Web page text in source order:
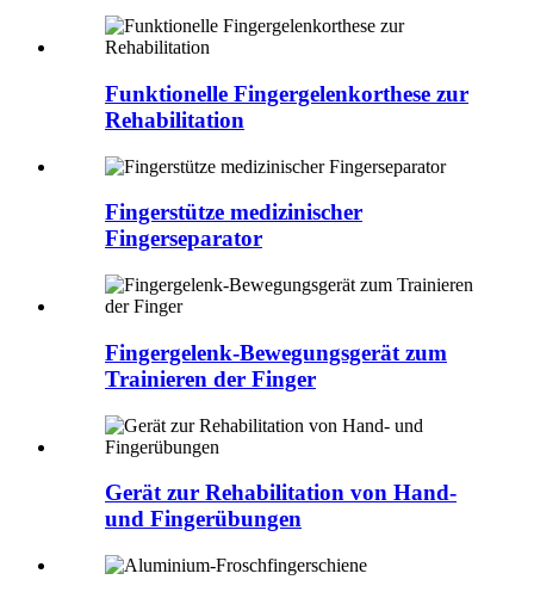
Funktionelle Fingergelenkorthese zur
Rehabilitation
Fingerstütze medizinischer
Fingerseparator
Fingergelenk-Bewegungsgerät zum
Trainieren der Finger
Gerät zur Rehabilitation von Hand-
und Fingerübungen